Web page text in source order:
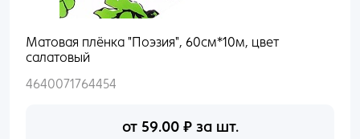
Матовая плёнка "Поэзия", 60см*10м, цвет
салатовый
4640071764454
от 59.00 ₽за шт.